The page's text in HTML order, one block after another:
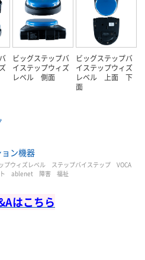
ビッグステップバ
イステップウィズ
レベル 側面
ビッグステップバ
イステップウィズ
レベル 上面 下
面
ン機器
プウィズレベル ステップバイステップ VOCA
ト ablenet 障害 福祉
はこちら